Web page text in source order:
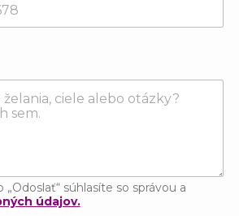
súhlasíte so správou a
údajov.